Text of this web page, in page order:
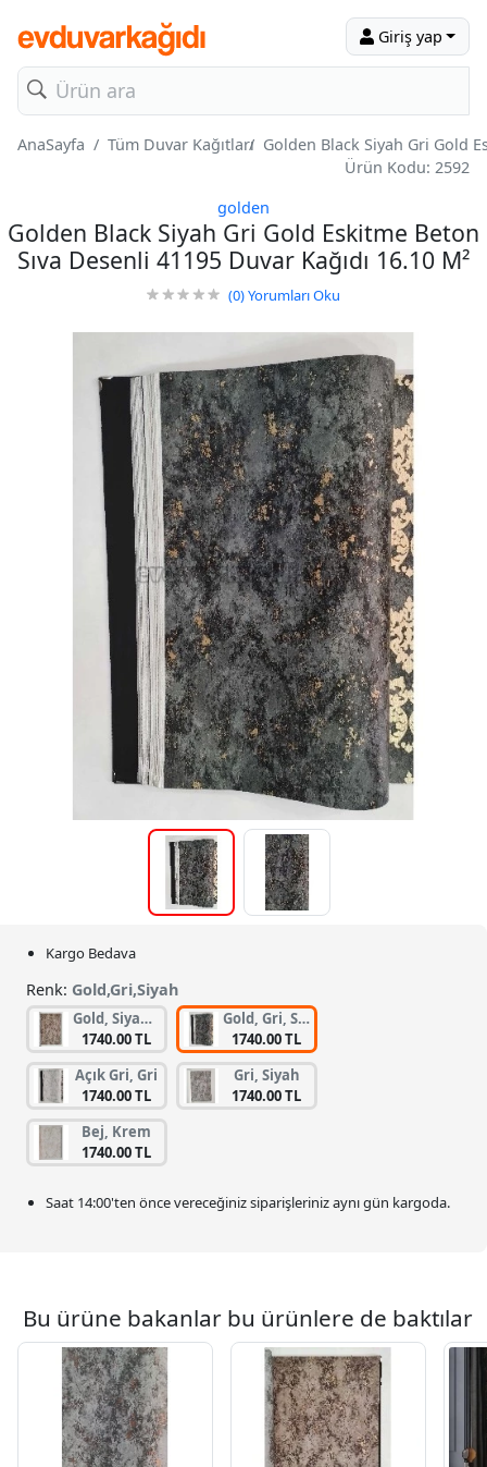
Giriş yap
AnaSayfa Tüm Duvar Kağıtları Golden Black Siyah Gri Gold
Ürün Kodu: 2592
golden
Golden Black Siyah Gri Gold Eskitme Beton
Sıva Desenli 41195 Duvar Kağıdı 16.10 M²
(0)Yorumları Oku
Kargo Bedava
Renk: Gold,Gri,Siyah
Gold, Siyah, Vizon
1740.00 TL
Gold, Gri, Siyah
1740.00 TL
Açık Gri, Gri
1740.00 TL
Gri, Siyah
1740.00 TL
Bej, Krem
1740.00 TL
Saat 14:00'ten önce vereceğiniz siparişlerinizaynı gün kargoda.
Bu ürüne bakanlar bu ürünlere de baktılar